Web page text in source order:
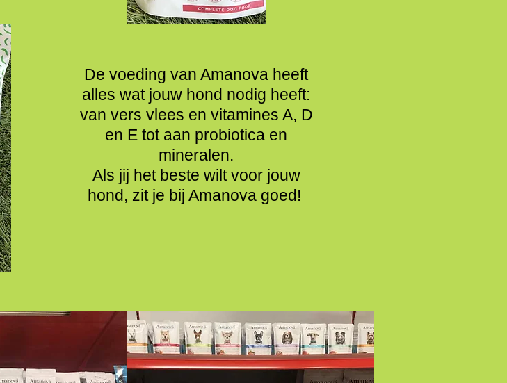
De voeding van Amanova heeft
alles wat jouw hond nodig heeft:
van vers vlees en vitamines A, D
en E tot aan probiotica en
mineralen.
Als jij het beste wilt voor jouw
hond, zit je bij Amanova goed!